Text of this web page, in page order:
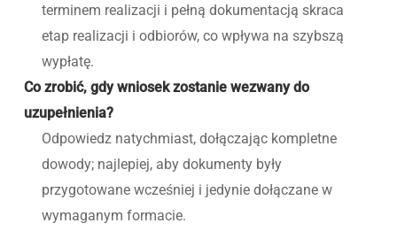
terminem realizacji i pełną dokumentacją skraca
etap realizacji i odbiorów, co wpływa na szybszą
wypłatę.
Co zrobić, gdy wniosek zostanie wezwany do
uzupełnienia?
Odpowiedz natychmiast, dołączając kompletne
dowody; najlepiej, aby dokumenty były
przygotowane wcześniej i jedynie dołączane w
wymaganym formacie.